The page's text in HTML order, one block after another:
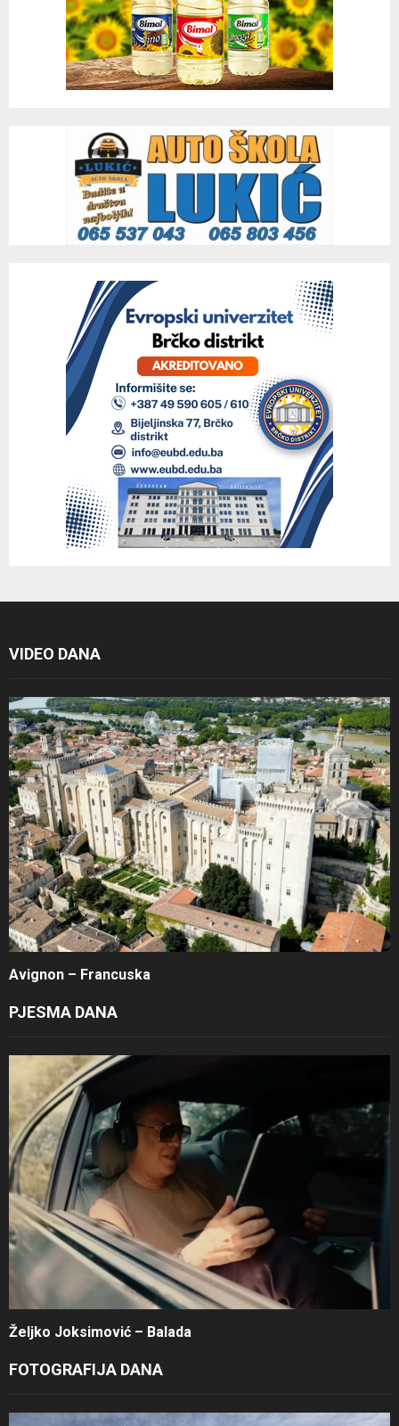
VIDEO DANA
Avignon – Francuska
PJESMA DANA
Željko Joksimović – Balada
FOTOGRAFIJA DANA